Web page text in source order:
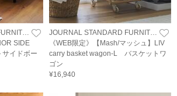
JOURNAL STANDARD FURNITURE
SIDE
イドボー
JOURNAL STANDARD FURNITURE
《WEB限定》【Mash/マッシュ】LIV
carry basket wagon-L バスケットワ
ゴン
¥16,940